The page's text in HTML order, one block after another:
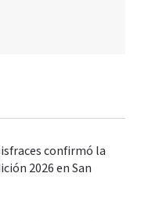
confirmó la
2026 en San